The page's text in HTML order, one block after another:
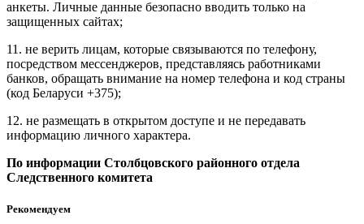
анкеты. Личные данные безопасно вводить только на
защищенных сайтах;
11. не верить лицам, которые связываются по телефону,
посредством мессенджеров, представляясь работниками
банков, обращать внимание на номер телефона и код страны
(код Беларуси +375);
12. не размещать в открытом доступе и не передавать
информацию личного характера.
По информации Столбцовского районного отдела
Следственного комитета
Рекомендуем